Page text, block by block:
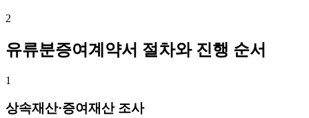
2
유류분증여계약서 절차와 진행 순서
1
상속재산·증여재산 조사